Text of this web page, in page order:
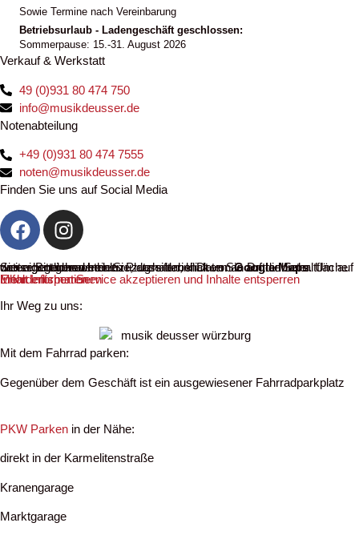
Sowie Termine nach Vereinbarung
Betriebsurlaub - Ladengeschäft geschlossen:
Sommerpause: 15.-31. August 2026
Verkauf & Werkstatt
49 (0)931 80 474 750
info@musikdeusser.de
Notenabteilung
+49 (0)931 80 474 7555
noten@musikdeusser.de
Finden Sie uns auf Social Media
Sie sehen gerade einen Platzhalterinhalt vonGoogle Maps
. Um auf den eigentlichen Inhalt zuzugreifen, klicken Sie auf die Schaltfläche unten. Bitte beachten Sie, dass dabei Daten an Drittanbieter weitergegeben werden.
Mehr Informationen
Inhalt entsperren
Erforderlichen Service akzeptieren und Inhalte entsperren
Ihr Weg zu uns:
Mit dem Fahrrad parken:
Gegenüber dem Geschäft ist ein ausgewiesener Fahrradparkplatz
PKW Parken in der Nähe:
direkt in der Karmelitenstraße
Kranengarage
Marktgarage